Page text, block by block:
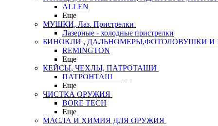
ALLEN
Еще
МУШКИ, Лаз. Пристрелки
Лазерные - холодные пристрелки
БИНОКЛИ , ДАЛЬНОМЕРЫ,ФОТОЛОВУШКИ И
REMINGTON
Еще
КЕЙСЫ, ЧЕХЛЫ, ПАТРОТАШИ
ПАТРОНТАШ
Еще
ЧИСТКА ОРУЖИЯ
BORE TECH
Еще
МАСЛА И ХИМИЯ ДЛЯ ОРУЖИЯ